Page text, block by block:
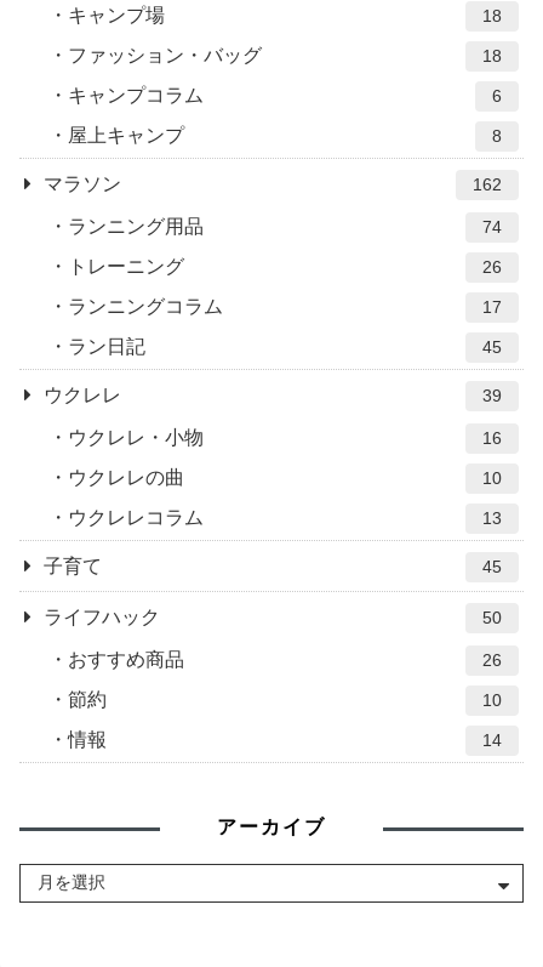
キャンプ場 18
ファッション・バッグ 18
キャンプコラム 6
屋上キャンプ 8
マラソン 162
ランニング用品 74
トレーニング 26
ランニングコラム 17
ラン日記 45
ウクレレ 39
ウクレレ・小物 16
ウクレレの曲 10
ウクレレコラム 13
子育て 45
ライフハック 50
おすすめ商品 26
節約 10
情報 14
アーカイブ